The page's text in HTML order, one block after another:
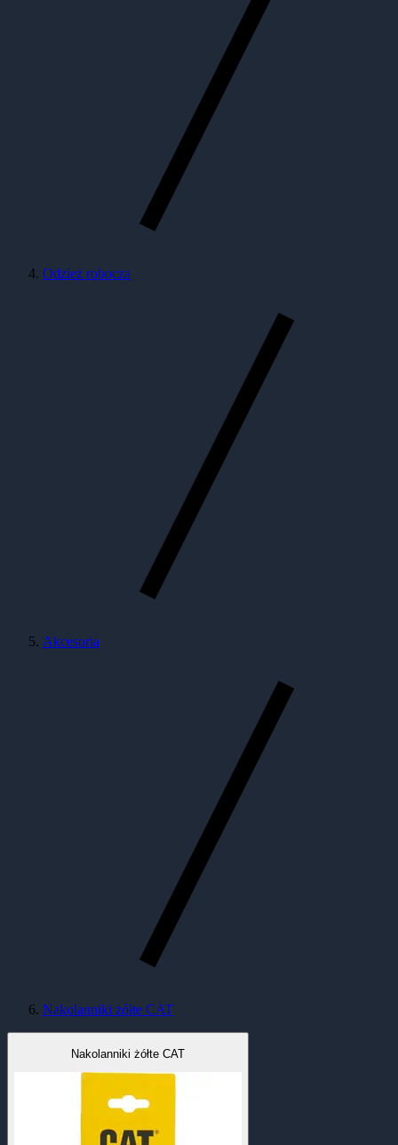
Odzież robocza
Akcesoria
Nakolanniki żółte CAT
Nakolanniki żółte CAT